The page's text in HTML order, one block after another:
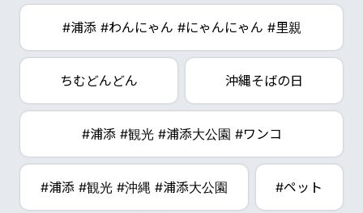
#浦添 #わんにゃん #にゃんにゃん #里親
ちむどんどん 沖縄そばの日
#浦添 #観光 #浦添大公園 #ワンコ
#浦添 #観光 #沖縄 #浦添大公園 #ペット